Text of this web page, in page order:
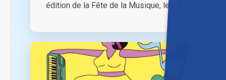
édition de la Fête de la Musique, le [...]